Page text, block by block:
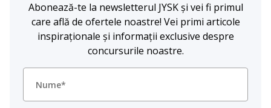
Abonează-te la newsletterul JYSK și vei fi primul
care află de ofertele noastre! Vei primi articole
inspiraționale și informații exclusive despre
concursurile noastre.